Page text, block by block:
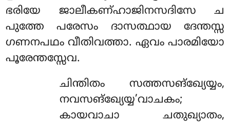
ഭരിയേ ജാലീകണ്ഹാജിനസദിസേ ച
പുത്തേ പരേസം ദാസത്ഥായ ദേന്തസ്സ
ഗണനപഥം വീതിവത്താ. ഏവം പാരമിയോ
പൂരേന്തസ്സേവ.
ചിന്തിതം സത്തസങ്ഖ്യേയ്യം,
നവസങ്ഖ്യേയ്യ’വാചകം;
കായവാചാ ചതുഖ്യാതം,